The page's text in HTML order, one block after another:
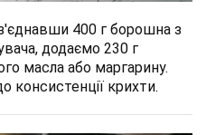
400 г борошна з
додаємо 230 г
масла або маргарину.
консистенції крихти.